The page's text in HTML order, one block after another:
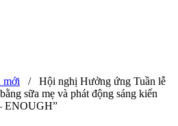
mới / Hội nghị Hưởng ứng Tuần lễ
sữa mẹ và phát động sáng kiến
ENOUGH”